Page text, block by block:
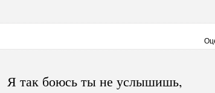
Я так боюсь ты не услышишь,